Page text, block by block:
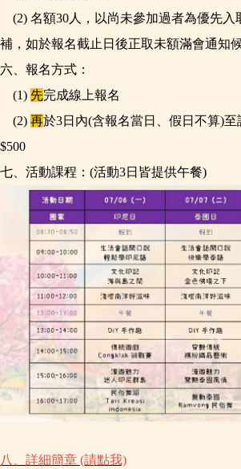
(2) 名額30人，以尚未參加過者為優先入
補，如於報名截止日後正取未額滿會通知候
六、報名方式：
(1) 先完成線上報名
(2) 再於3日內(含報名當日、假日不算)
$500
七、 活動課程 ： (活動3日皆提供午餐)
八、 詳細簡章 (請點我)